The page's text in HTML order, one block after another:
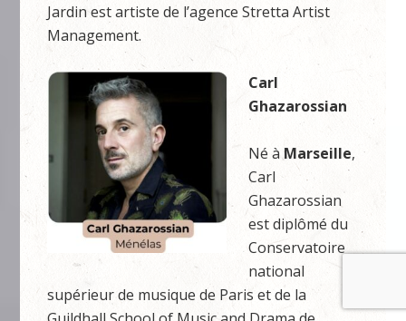
Jardin est artiste de l’agence Stretta Artist
Management.
Carl
Ghazarossian
Né àMarseille,
Carl
Ghazarossian
est diplômé du
Conservatoire
national
supérieur de musique de Paris et de la